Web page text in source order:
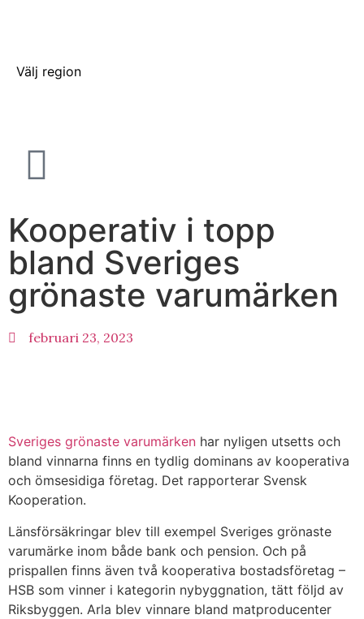
Välj region
Kooperativ i topp
bland Sveriges
grönaste varumärken
februari 23, 2023
Sveriges grönaste varumärken har nyligen utsetts och
bland vinnarna finns en tydlig dominans av kooperativa
och ömsesidiga företag. Det rapporterar Svensk
Kooperation.
Länsförsäkringar blev till exempel Sveriges grönaste
varumärke inom både bank och pension. Och på
prispallen finns även två kooperativa bostadsföretag –
HSB som vinner i kategorin nybyggnation, tätt följd av
Riksbyggen. Arla blev vinnare bland matproducenter